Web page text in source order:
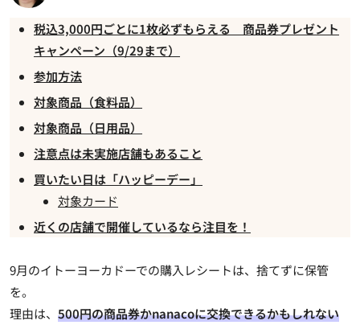
税込3,000円ごとに1枚必ずもらえる 商品券プレゼント
キャンペーン（9/29まで）
参加方法
対象商品（食料品）
対象商品（日用品）
注意点は未実施店舗もあること
買いたい日は「ハッピーデー」
対象カード
近くの店舗で開催しているなら注目を！
9月のイトーヨーカドーでの購入レシートは、捨てずに保管
を。
理由は、 500円の商品券かnanacoに交換できるかもしれない